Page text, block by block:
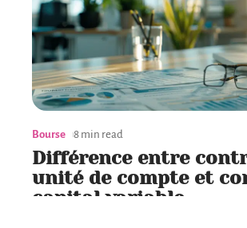
Bourse 8 min read
Différence entre
unité de compte et
capital variable